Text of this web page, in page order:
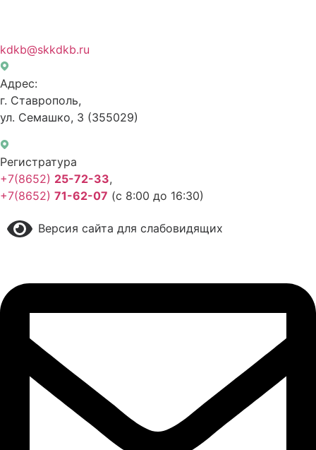
kdkb@skkdkb.ru
Адрес:
г. Ставрополь,
ул. Семашко, 3 (355029)
Регистратура
+7(8652) 25-72-33,
+7(8652) 71-62-07 (с 8:00 до 16:30)
Версия сайта для слабовидящих